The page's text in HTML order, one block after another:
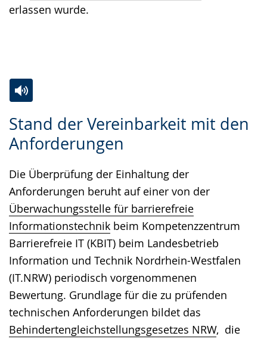
erlassen wurde.
Stand der Vereinbarkeit mit den
Anforderungen
Die Überprüfung der Einhaltung der
Anforderungen beruht auf einer von der
Überwachungsstelle für barrierefreie
Informationstechnik beim Kompetenzzentrum
Barrierefreie IT (KBIT) beim Landesbetrieb
Information und Technik Nordrhein-Westfalen
(IT.NRW) periodisch vorgenommenen
Bewertung. Grundlage für die zu prüfenden
technischen Anforderungen bildet das
Behindertengleichstellungsgesetzes NRW, die
Leichten
Sprache
Audio-
Unterstützung.
Video
in
Gebärdensprache
wird
angezeigt.